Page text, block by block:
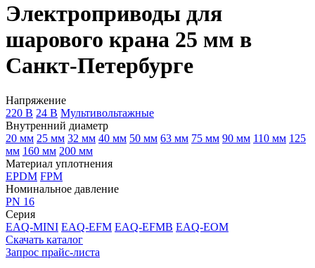
Электроприводы для
шарового крана 25 мм в
Санкт-Петербурге
Напряжение
220 В 24 В Мультивольтажные
Внутренний диаметр
20 мм 25 мм 32 мм 40 мм 50 мм 63 мм 75 мм 90 мм 110 мм 125
мм 160 мм 200 мм
Материал уплотнения
EPDM FPM
Номинальное давление
PN 16
Серия
EAQ-MINI EAQ-EFM EAQ-EFMB EAQ-EOM
Скачать каталог
Запрос прайс-листа